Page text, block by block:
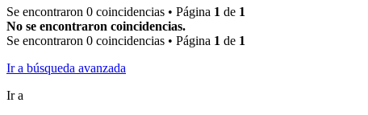
Se encontraron 0 coincidencias • Página 1 de 1
No se encontraron coincidencias.
Se encontraron 0 coincidencias • Página 1 de 1
Ir a búsqueda avanzada
Ir a